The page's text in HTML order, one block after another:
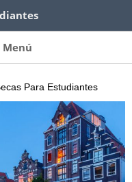
Encuentra las
de becas para
Menú
Para Estudiantes